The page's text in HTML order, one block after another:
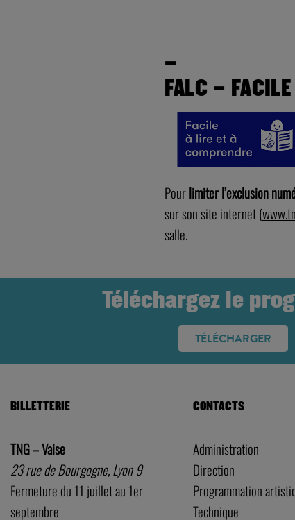
–
FALC –
Pourlimiter l’exclusion
sur son site internet (
salle.
Téléchargez le
TÉLÉCHARGER
BILLETTERIE
TNG – Vaise
23 rue de Bourgogne, Lyon 9
Fermeture du 11 juillet au 1er
septembre
CONTACTS
Administration
Direction
Programmation
Technique